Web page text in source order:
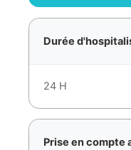
Durée
24 H
Prise en compte